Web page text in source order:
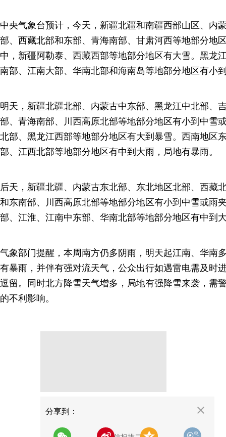
中央气象台预计，今天，新疆北疆和南疆西部山区、内
部、西藏北部和东部、青海南部、甘肃河西等地部分地
中，新疆阿勒泰、西藏西部等地部分地区有大雪。黑龙
南部、江南大部、华南北部和海南岛等地部分地区有小
明天，新疆北疆北部、内蒙古中东部、黑龙江中北部、
部、青海南部、川西高原北部等地部分地区有小到中雪
北部、黑龙江西部等地部分地区有大到暴雪。西南地区
部、江西北部等地部分地区有中到大雨，局地有暴雨。
后天，新疆北疆、内蒙古东北部、东北地区北部、西藏
和东南部、川西高原北部等地部分地区有小到中雪或雨
部、江淮、江南中东部、华南北部等地部分地区有中到
气象部门提醒，本周南方仍多阴雨，明天起江南、华南
有暴雨，并伴有强对流天气，公众出行如遇雷电需及时
逗留。同时北方降雪天气增多，局地有强降雪来袭，需
的不利影响。
分享到：